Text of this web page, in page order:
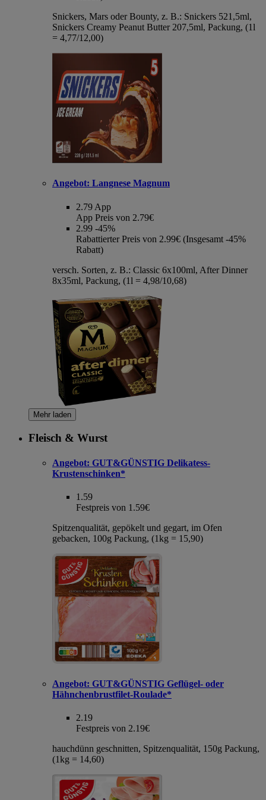
Snickers, Mars oder Bounty, z. B.: Snickers 521,5ml,
Snickers Creamy Peanut Butter 207,5ml, Packung, (1l
= 4,77/12,00)
Angebot: Langnese Magnum
2.79 App
App Preis von 2.79€
2.99 -45%
Rabattierter Preis von 2.99€ (Insgesamt -45%
Rabatt)
versch. Sorten, z. B.: Classic 6x100ml, After Dinner
8x35ml, Packung, (1l = 4,98/10,68)
Mehr laden
Fleisch & Wurst
Angebot: GUT&GÜNSTIG Delikatess-
Krustenschinken*
1.59
Festpreis von 1.59€
Spitzenqualität, gepökelt und gegart, im Ofen
gebacken, 100g Packung, (1kg = 15,90)
Angebot: GUT&GÜNSTIG Geflügel- oder
Hähnchenbrustfilet-Roulade*
2.19
Festpreis von 2.19€
hauchdünn geschnitten, Spitzenqualität, 150g Packung,
(1kg = 14,60)